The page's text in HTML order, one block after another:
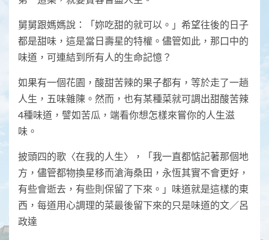
舅舅跟媽媽說：「妳吃甜的就可以。」希望往後的日子
都是甜味，這是當日壽星的特權。儘管如此，那口中的
味道，可連結到所有人的生命記憶？
如果有一個花園，酸甜苦辣的果子都有，等於走了一趟
人生，五味雜陳。然而，也有某種菜就可調出甜酸苦辣
4種味道，譬如苦瓜，端看你想怎樣來嘗你的人生滋
味。
披頭四的歌〈在我的人生〉，「我一直都惦記著那個地
方，儘管都物換星移而滄海桑田，永恆其實不會更好，
有些會逝去，有些則保留了下來。」味道就是這樣的東
西，每道用心調理的菜最後留下來的只是味道的文／呂
政達